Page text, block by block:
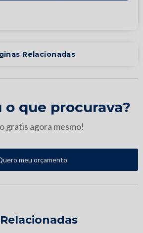
Relacionadas
o que procurava?
gratis agora mesmo!
meu orçamento